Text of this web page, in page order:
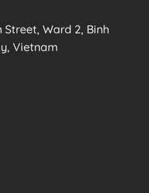
Ward 2, Binh
Vietnam